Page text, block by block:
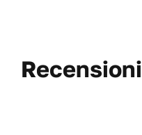
Recensioni